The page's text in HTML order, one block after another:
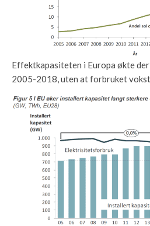
Effektkapasiteten i Europa økte
2005-2018, uten at forbruket